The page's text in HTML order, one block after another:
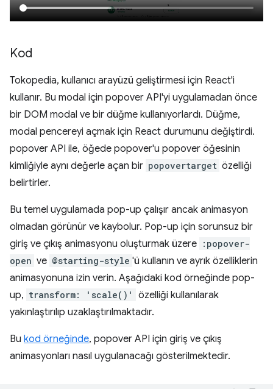
Kod
Tokopedia, kullanıcı arayüzü geliştirmesi için React'i
kullanır. Bu modal için popover API'yi uygulamadan önce
bir DOM modal ve bir düğme kullanıyorlardı. Düğme,
modal pencereyi açmak için React durumunu değiştirdi.
popover API ile, öğede popover'u popover öğesinin
kimliğiyle aynı değerle açan bir popovertarget özelliği
belirtirler.
Bu temel uygulamada pop-up çalışır ancak animasyon
olmadan görünür ve kaybolur. Pop-up için sorunsuz bir
giriş ve çıkış animasyonu oluşturmak üzere :popover-
open ve @starting-style 'ü kullanın ve ayrık özelliklerin
animasyonuna izin verin. Aşağıdaki kod örneğinde pop-
up, transform: 'scale()'
özelliği kullanılarak
yakınlaştırılıp uzaklaştırılmaktadır.
Bu kod örneğinde, popover API için giriş ve çıkış
animasyonları nasıl uygulanacağı gösterilmektedir.